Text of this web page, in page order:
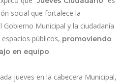
social que fortalece la
Municipal y la ciudadanía
públicos, promoviendo
en equipo.
jueves en la cabecera Municipal,